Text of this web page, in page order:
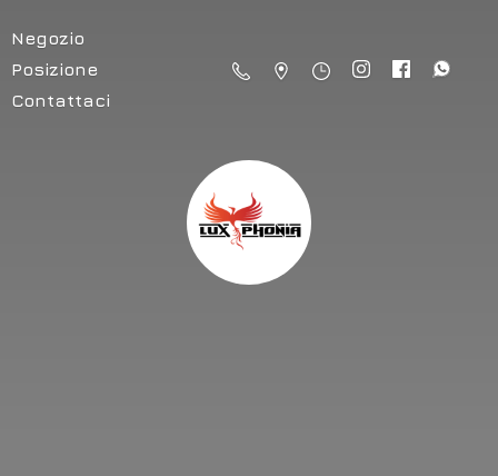
Negozio
Posizione
Contattaci